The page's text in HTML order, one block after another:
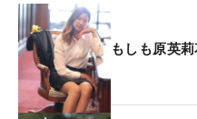
もしも原英